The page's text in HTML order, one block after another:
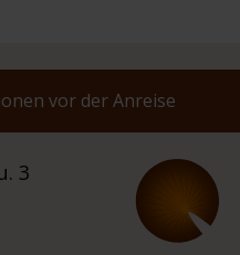
vor der Anreise
3